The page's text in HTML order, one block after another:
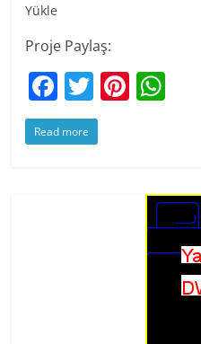
Yükle
Proje Paylaş:
F
a
c
T
w
itt
Pi
st A
p
p
Read more